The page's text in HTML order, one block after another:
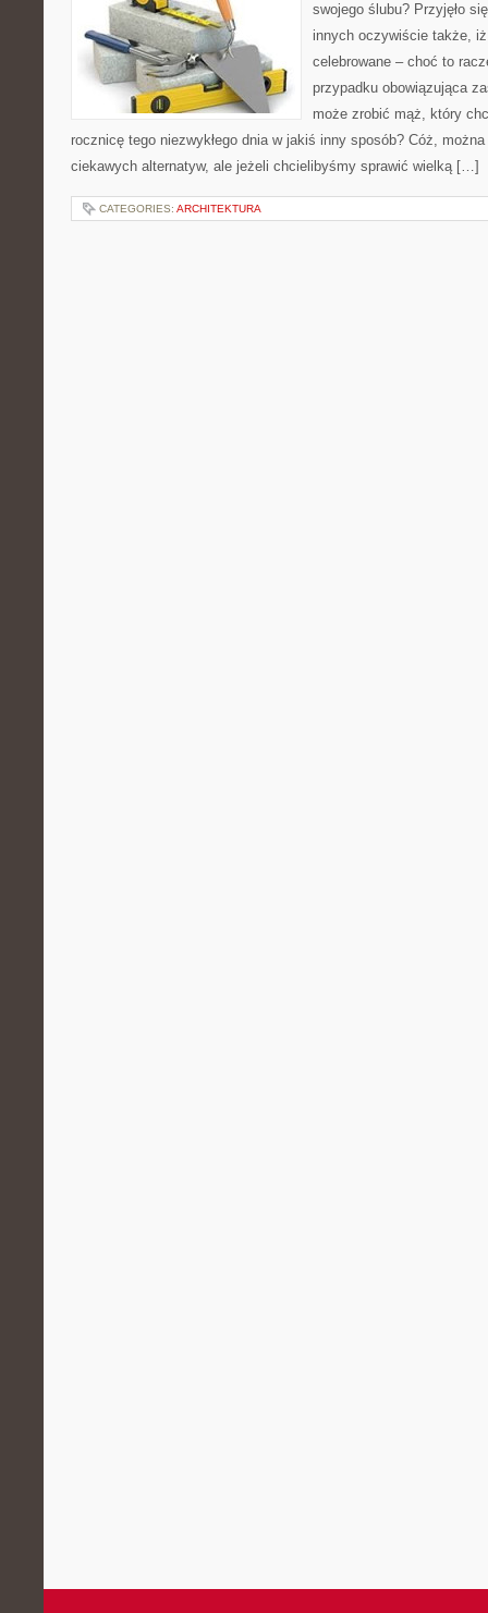
swojego ślubu? Przyjęło
innych oczywiście także,
celebrowane – choć to
przypadku obowiązująca
może zrobić mąż, który
rocznicę tego niezwykłego dnia w jakiś inny sposób? Cóż,
ciekawych alternatyw, ale jeżeli chcielibyśmy sprawić wielką […]
CATEGORIES: ARCHITEKTURA